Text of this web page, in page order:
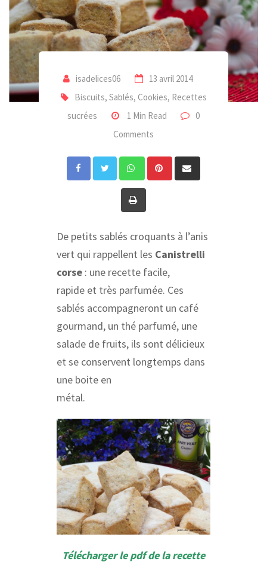
isadelices06
13 avril 2014
Biscuits, Sablés, Cookies, Recettes
sucrées
1 Min Read
0
Comments
WhatsappPinterest
via
De petits sablés croquants à l’anis
vert qui rappellent les Canistrelli
corse : une recette facile,
rapide et très parfumée. Ces
sablés accompagneront un café
gourmand, un thé parfumé, une
salade de fruits, ils sont délicieux
et se conservent longtemps dans
une boite en
métal.
Télécharger le pdf de la recette